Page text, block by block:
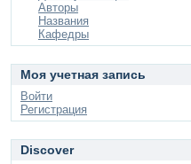
Авторы
Названия
Кафедры
Моя учетная запись
Войти
Регистрация
Discover